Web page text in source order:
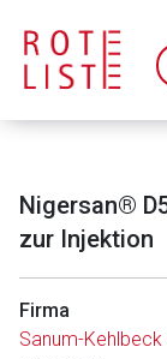
Nigersan®
zur Injektion
Firma
Sanum-Kehlbeck